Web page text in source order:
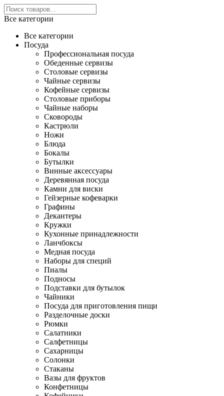
Все категории
Все категории
Посуда
Профессиональная посуда
Обеденные сервизы
Столовые сервизы
Чайные сервизы
Кофейные сервизы
Столовые приборы
Чайные наборы
Сковороды
Кастрюли
Ножи
Блюда
Бокалы
Бутылки
Винные аксессуары
Деревянная посуда
Камни для виски
Гейзерные кофеварки
Графины
Декантеры
Кружки
Кухонные принадлежности
Ланчбоксы
Медная посуда
Наборы для специй
Пиалы
Подносы
Подставки для бутылок
Чайники
Посуда для приготовления пищи
Разделочные доски
Рюмки
Салатники
Салфетницы
Сахарницы
Солонки
Стаканы
Вазы для фруктов
Конфетницы